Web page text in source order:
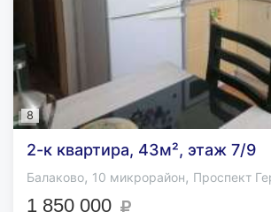
8
2-к квартира, 43м², этаж 7/9
Балаково, 10 микрорайон, Проспект
1 850 000